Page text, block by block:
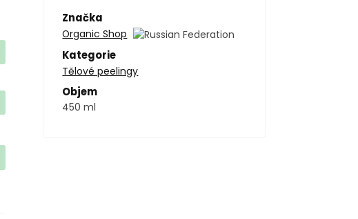
Značka
Organic Shop
Kategorie
Tělové peelingy
Objem
450 ml